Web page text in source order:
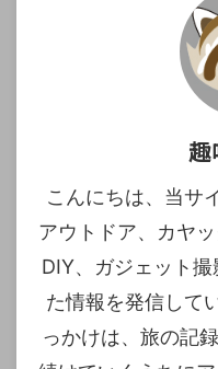
こんにちは、当サ
アウトドア、カヤ
DIY、ガジェット
た情報を発信して
っかけは、旅の記